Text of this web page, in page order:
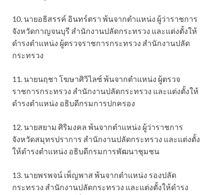
10. นายอธิสรรค์ อินทร์ตรา พ้นจากตำแหน่ง ผู้ว่าราชการ
จังหวัดกาญจนบุรี สำนักงานปลัดกระทรวง และแต่งตั้งให้
ดำรงตำแหน่ง ผู้ตรวจราชการกระทรวง สำนักงานปลัด
กระทรวง
11. นายนฤชา โฆษาศิวิไลซ์ พ้นจากตำแหน่ง ผู้ตรวจ
ราชการกระทรวง สำนักงานปลัดกระทรวง และแต่งตั้งให้
ดำรงตำแหน่ง อธิบดีกรมการปกครอง
12. นายสยาม ศิริมงคล พ้นจากตำแหน่ง ผู้ว่าราชการ
จังหวัดสมุทรปราการ สำนักงานปลัดกระทรวง และแต่งตั้ง
ให้ดำรงตำแหน่ง อธิบดีกรมการพัฒนาชุมชน
13. นายพรพจน์ เพ็ญพาส พ้นจากตำแหน่ง รองปลัด
กระทรวง สำนักงานปลัดกระทรวง และแต่งตั้งให้ดำรง